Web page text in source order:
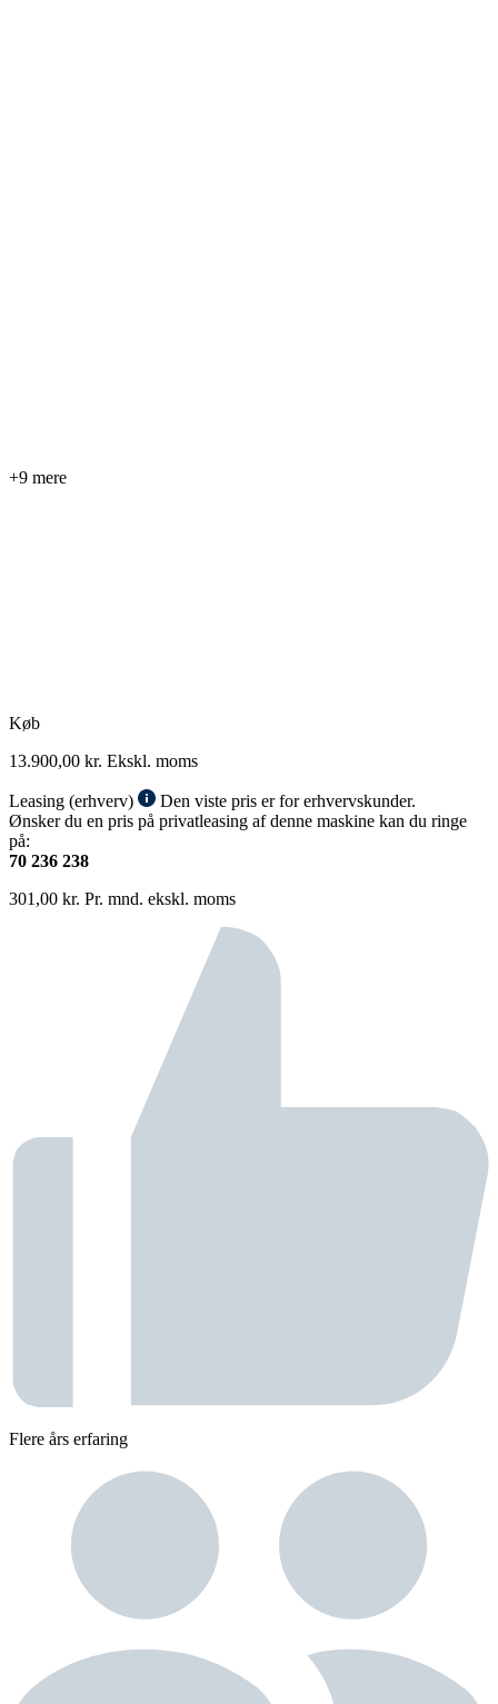
+9 mere
Køb
13.900,00 kr. Ekskl. moms
Leasing (erhverv)
Den viste pris er for erhvervskunder.
Ønsker du en pris på privatleasing af denne maskine kan du ringe
på:
70 236 238
301,00 kr. Pr. mnd. ekskl. moms
Flere års erfaring